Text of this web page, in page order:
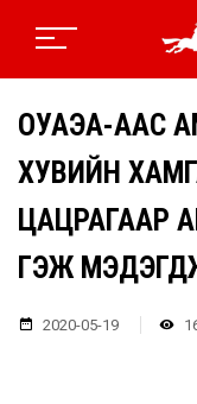
ОУАЭА-ААС
ХУВИЙН
ЦАЦРАГААР
ГЭЖ
2020-05-19